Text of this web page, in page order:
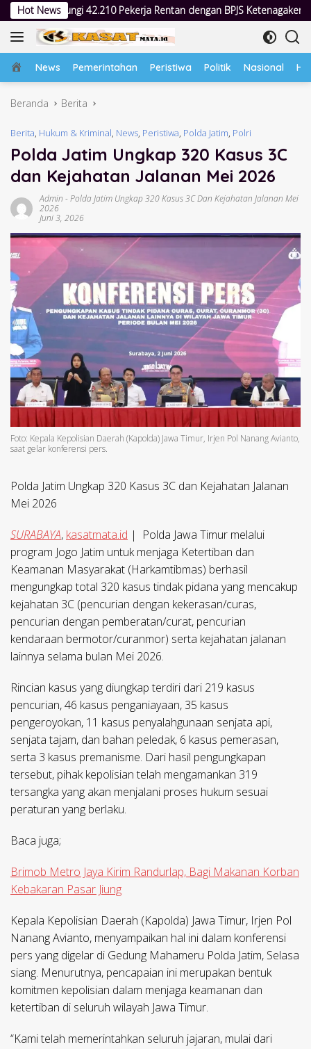
Langsung
ke
konten
Hot News
Rentan dengan BPJS Ketenagakerjaan Dua Pekan
Home
News Pemerintahan Peristiwa Politik Nasional
Beranda Berita
Berita, Hukum & Kriminal, News, Peristiwa, Polda Jatim, Polri
Polda Jatim Ungkap 320 Kasus 3C
dan Kejahatan Jalanan Mei 2026
Admin -Polda Jatim Ungkap 320 Kasus 3C Dan Kejahatan Jalanan Mei
2026
Juni 3, 2026
Foto: Kepala Kepolisian Daerah (Kapolda) Jawa Timur, Irjen Pol Nanang Avianto,
saat gelar konferensi pers.
Polda Jatim Ungkap 320 Kasus 3C dan Kejahatan Jalanan
Mei 2026
SURABAYA, kasatmata.id | Polda Jawa Timur melalui
program Jogo Jatim untuk menjaga Ketertiban dan
Keamanan Masyarakat (Harkamtibmas) berhasil
mengungkap total 320 kasus tindak pidana yang mencakup
kejahatan 3C (pencurian dengan kekerasan/curas,
pencurian dengan pemberatan/curat, pencurian
kendaraan bermotor/curanmor) serta kejahatan jalanan
lainnya selama bulan Mei 2026.
Rincian kasus yang diungkap terdiri dari 219 kasus
pencurian, 46 kasus penganiayaan, 35 kasus
pengeroyokan, 11 kasus penyalahgunaan senjata api,
senjata tajam, dan bahan peledak, 6 kasus pemerasan,
serta 3 kasus premanisme. Dari hasil pengungkapan
tersebut, pihak kepolisian telah mengamankan 319
tersangka yang akan menjalani proses hukum sesuai
peraturan yang berlaku.
Baca juga;
Brimob Metro Jaya Kirim Randurlap, Bagi Makanan Korban
Kebakaran Pasar Jiung
Kepala Kepolisian Daerah (Kapolda) Jawa Timur, Irjen Pol
Nanang Avianto, menyampaikan hal ini dalam konferensi
pers yang digelar di Gedung Mahameru Polda Jatim, Selasa
siang. Menurutnya, pencapaian ini merupakan bentuk
komitmen kepolisian dalam menjaga keamanan dan
ketertiban di seluruh wilayah Jawa Timur.
“Kami telah memerintahkan seluruh jajaran, mulai dari